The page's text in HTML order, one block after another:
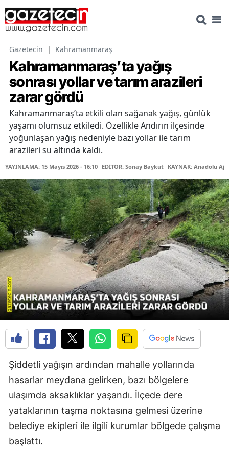
Gazetecin | Kahramanmaraş
Kahramanmaraş’ta yağış
sonrası yollar ve tarım arazileri
zarar gördü
Kahramanmaraş’ta etkili olan sağanak yağış, günlük
yaşamı olumsuz etkiledi. Özellikle Andırın ilçesinde
yoğunlaşan yağış nedeniyle bazı yollar ile tarım
arazileri su altında kaldı.
YAYINLAMA: 15 Mayıs 2026 - 16:10 EDİTÖR: Sonay Baykut KAYNAK: Anadolu
Şiddetli yağışın ardından mahalle yollarında
hasarlar meydana gelirken, bazı bölgelere
ulaşımda aksaklıklar yaşandı. İlçede dere
yataklarının taşma noktasına gelmesi üzerine
belediye ekipleri ile ilgili kurumlar bölgede çalışma
başlattı.